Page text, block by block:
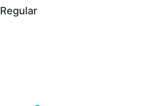
Regular